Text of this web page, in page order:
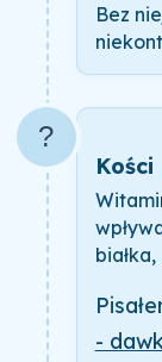
Bez
?
-